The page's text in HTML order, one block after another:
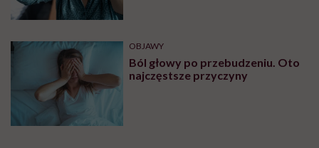
OBJAWY
Ból głowy po przebudzeniu. Oto
najczęstsze przyczyny